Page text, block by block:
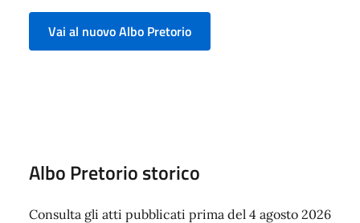
Vai al nuovo Albo Pretorio
Albo Pretorio storico
Consulta gli atti pubblicati prima del 4 agosto 2026